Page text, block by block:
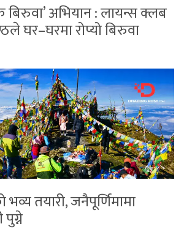
अभियान : लायन्स क्लब
घर–घरमा रोप्यो बिरुवा
तयारी, जनैपूर्णिमामा
पुग्ने